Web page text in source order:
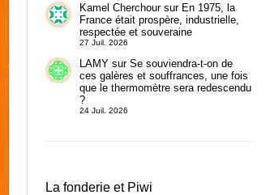
Kamel Cherchoursur En 1975, la
France était prospère, industrielle,
respectée et souveraine
27 Juil. 2026
LAMYsur Se souviendra-t-on de
ces galères et souffrances, une fois
que le thermomètre sera redescendu
?
24 Juil. 2026
La fonderie et Piwi